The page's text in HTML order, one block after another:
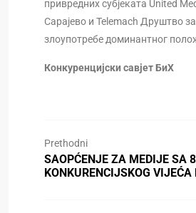
привредних субјеката United
Сарајево и Теlemach Друштво
злоупотребе доминантног
Конкуренцијски савјет БиХ
Prethodni
SAOPĆENJE ZA MEDIJE SA
KONKURENCIJSKOG